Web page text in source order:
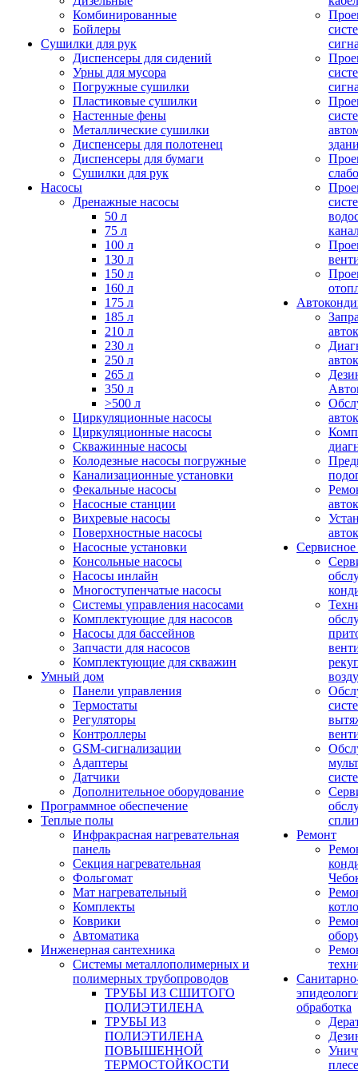
Комбинированные
Бойлеры
Сушилки для рук
Диспенсеры для сидений
Урны для мусора
Погружные сушилки
Пластиковые сушилки
Настенные фены
Металлические сушилки
Диспенсеры для полотенец
Диспенсеры для бумаги
Сушилки для рук
Насосы
Дренажные насосы
50 л
75 л
100 л
130 л
150 л
160 л
175 л
185 л
210 л
230 л
250 л
265 л
350 л
>500 л
Циркуляционные насосы
Циркуляционные насосы
Скважинные насосы
Колодезные насосы погружные
Канализационные установки
Фекальные насосы
Насосные станции
Вихревые насосы
Поверхностные насосы
Насосные установки
Консольные насосы
Насосы инлайн
Многоступенчатые насосы
Системы управления насосами
Комплектующие для насосов
Насосы для бассейнов
Запчасти для насосов
Комплектующие для скважин
Умный дом
Панели управления
Термостаты
Регуляторы
Контроллеры
GSM-сигнализации
Адаптеры
Датчики
Дополнительное оборудование
Программное обеспечение
Теплые полы
Инфракрасная нагревательная
панель
Секция нагревательная
Фольгомат
Мат нагревательный
Комплекты
Коврики
Автоматика
Инженерная сантехника
Системы металлополимерных и
полимерных трубопроводов
ТРУБЫ ИЗ СШИТОГО
ПОЛИЭТИЛЕНА
ТРУБЫ ИЗ
ПОЛИЭТИЛЕНА
ПОВЫШЕННОЙ
ТЕРМОСТОЙКОСТИ
Ремонт
обработка